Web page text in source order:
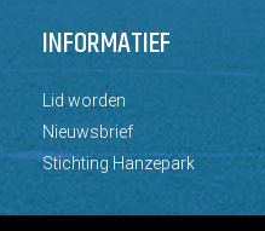
INFORMATIEF
Lid worden
Nieuwsbrief
Stichting Hanzepark